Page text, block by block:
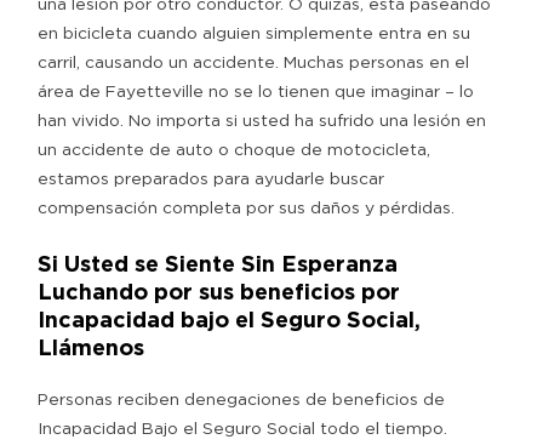
en bicicleta cuando alguien simplemente entra en su
carril, causando un accidente. Muchas personas en el
área de Fayetteville no se lo tienen que imaginar – lo
han vivido. No importa si usted ha sufrido una lesión en
un accidente de auto o choque de motocicleta,
estamos preparados para ayudarle buscar
compensación completa por sus daños y pérdidas.
Si Usted se Siente Sin Esperanza
Luchando por sus beneficios por
Incapacidad bajo el Seguro Social,
Llámenos
Personas reciben denegaciones de beneficios de
Incapacidad Bajo el Seguro Social todo el tiempo.